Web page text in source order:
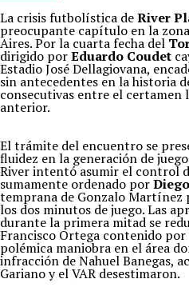
La crisis futbolística deRiver
preocupante capítulo en la
Aires. Por la cuarta fecha del
dirigido porEduardo Coudet
Estadio José Dellagiovana,
sin antecedentes en la historia
consecutivas entre el
anterior.
El trámite del encuentro se
fluidez en la generación de
River intentó asumir el control
sumamente ordenado por
temprana de Gonzalo Martínez
los dos minutos de juego. Las
durante la primera mitad se
Francisco Ortega contenido
polémica maniobra en el área
infracción de Nahuel Banegas,
Gariano y el VAR desestimaron.